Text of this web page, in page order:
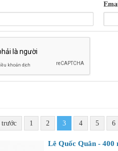
trước 1 2 3 4 5 6
Lê Quốc Quân - 400